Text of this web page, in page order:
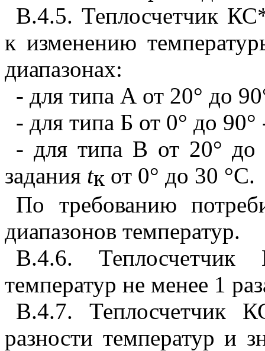
В.4.5. Теплосчетчик
к изменению
диапазонах:
- для типа А от 20° до
- для типа Б от 0° до
- для типа В от 20°
задания tк от 0° до 30 °С.
По требованию
диапазонов температур.
В.4.6.
температур не менее 1
В.4.7. Теплосчетчик
разности температур и